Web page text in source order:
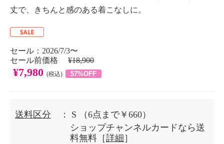
丈で、きちんと感のある着こなしに。
セール：2026/7/3〜
セール前価格 ¥18,900
¥7,980 (税込) 57%OFF
送料区分 ： S
（6点まで￥660）
ショップチャンネルカードなら送
料無料［詳細 ］